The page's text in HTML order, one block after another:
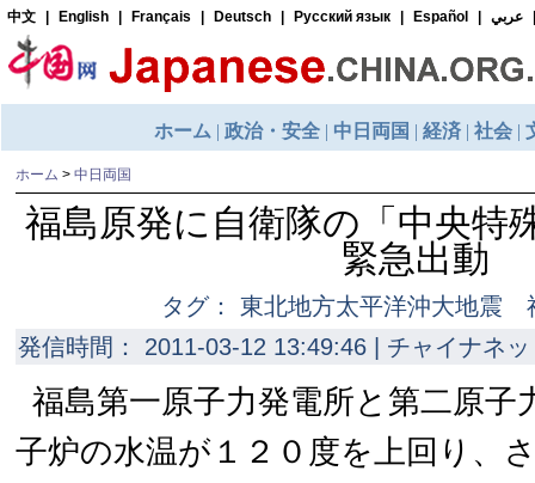
ホーム > 中日両国
福島原発に自衛隊の「中央特
緊急出動
タグ： 東北地方太平洋沖大地
発信時間： 2011-03-12 13:49:46 | チャイナネ
福島第一原子力発電所と第二原子
子炉の水温が１２０度を上回り、